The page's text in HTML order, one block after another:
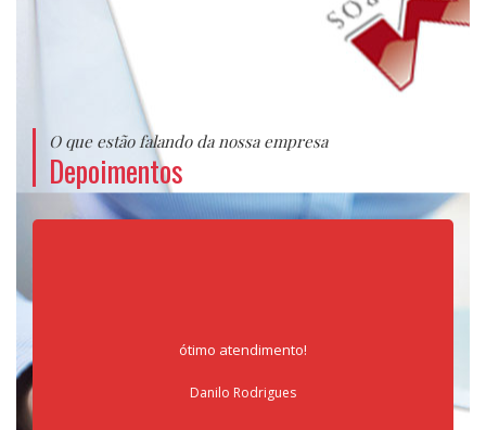
O que estão falando da nossa empresa
Depoimentos
Precisei de uma proposta de seguro as 22:30, pois meu
antigo seguro meu passou uma proposta com um valor
absurdo e o seguro iria vencer no dia seguinte, entrei
em contato e me atenderam prontamente!
Vanessa Marques